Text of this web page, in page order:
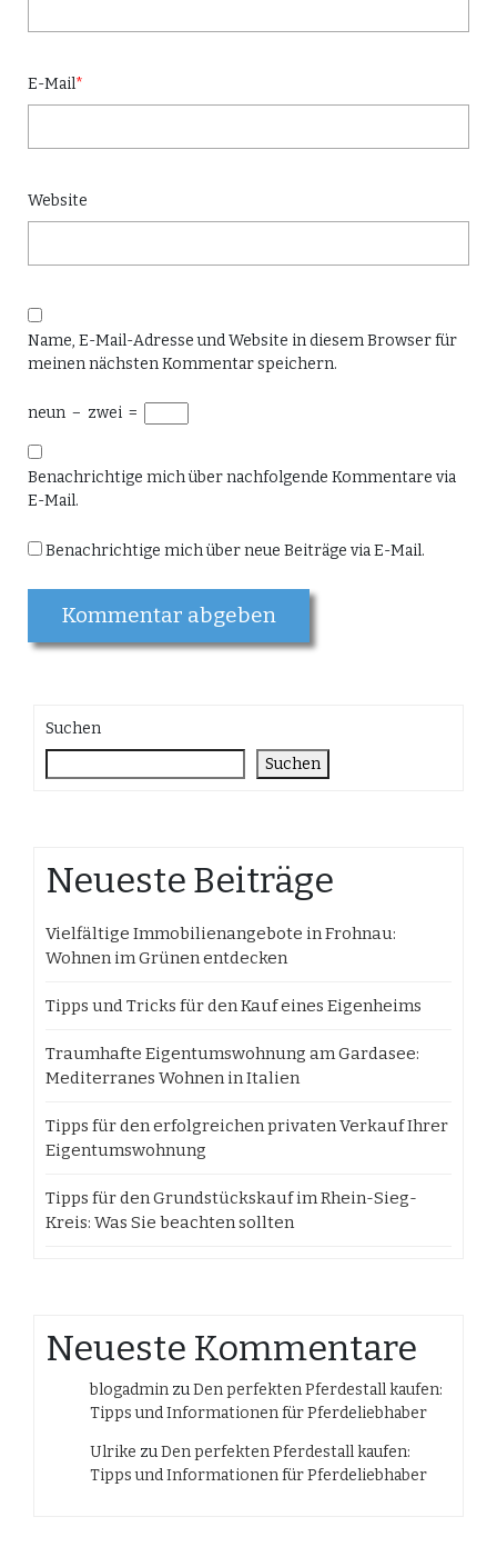
E-Mail*
Website
Name, E-Mail-Adresse und Website in diesem Browser für
meinen nächsten Kommentar speichern.
neun − zwei =
Benachrichtige mich über nachfolgende Kommentare via
E-Mail.
Benachrichtige mich über neue Beiträge via E-Mail.
Suchen
Suchen
Neueste Beiträge
Vielfältige Immobilienangebote in Frohnau:
Wohnen im Grünen entdecken
Tipps und Tricks für den Kauf eines Eigenheims
Traumhafte Eigentumswohnung am Gardasee:
Mediterranes Wohnen in Italien
Tipps für den erfolgreichen privaten Verkauf Ihrer
Eigentumswohnung
Tipps für den Grundstückskauf im Rhein-Sieg-
Kreis: Was Sie beachten sollten
Neueste Kommentare
blogadmin zuDen perfekten Pferdestall kaufen:
Tipps und Informationen für Pferdeliebhaber
Ulrike zuDen perfekten Pferdestall kaufen:
Tipps und Informationen für Pferdeliebhaber